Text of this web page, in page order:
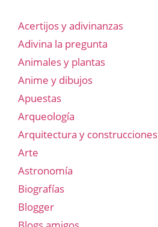
Acertijos y adivinanzas
Adivina la pregunta
Animales y plantas
Anime y dibujos
Apuestas
Arqueología
Arquitectura y construcciones
Arte
Astronomía
Biografías
Blogger